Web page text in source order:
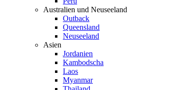
Australien und Neuseeland
Outback
Queensland
Neuseeland
Asien
Jordanien
Kambodscha
Laos
Myanmar